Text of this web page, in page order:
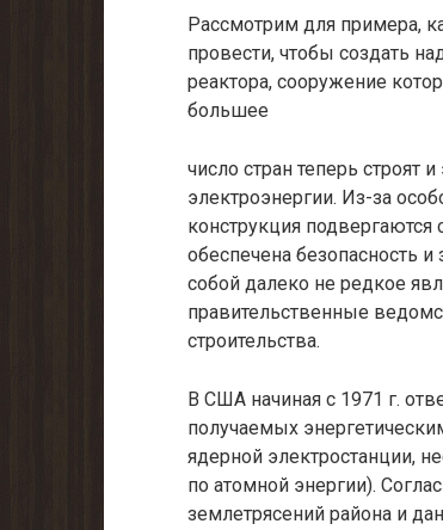
Рассмотрим для примера,
провести, чтобы создать
реактора, сооружение
большее
число стран теперь строят
электроэнергии. Из-за
конструкция
обеспечена безопасность
собой далеко не редкое
правительственные
строи­тельства.
В США начиная с 1971 г.
получаемых
ядерной электростанции,
по атомной энергии).
землетрясений района и